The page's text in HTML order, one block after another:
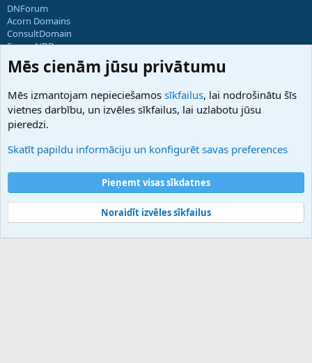
DNForum
Acorn Domains
ConsultDomain
ForumNDD
Domainforum.ro
27.be
Hostmaria
Atbalsts
Palīdzība
Noteikumi un nosacījumi
Privātuma politika
Community platform by XenForo® © 2010-2025 XenForo Ltd.
Mēs cienām jūsu privātumu
Mēs izmantojam nepieciešamos sīkfailus, lai nodrošinātu šīs
vietnes darbību, un izvēles sīkfailus, lai uzlabotu jūsu
pieredzi.
Skatīt papildu informāciju un konfigurēt savas preferences
Pieņemt visas sīkdatnes
Noraidīt izvēles sīkfailus